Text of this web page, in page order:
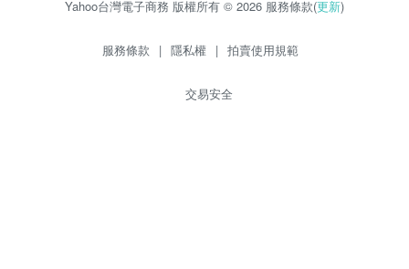
Yahoo台灣電子商務 版權所有 © 2026 服務條款(更新)
服務條款 | 隱私權 | 拍賣使用規範
交易安全